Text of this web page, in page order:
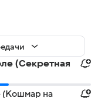
(Секретная
(Кошмар на